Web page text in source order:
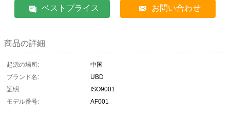
ベストプライス お問い合わせ
商品の詳細
起源の場所:
中国
ブランド名:
UBD
証明:
ISO9001
モデル番号:
AF001